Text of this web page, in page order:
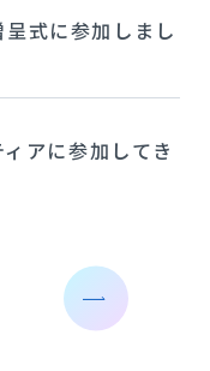
式に参加しまし
アに参加してき